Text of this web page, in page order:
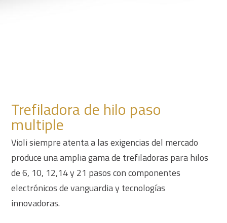
Trefiladora de hilo paso
multiple
Violi siempre atenta a las exigencias del mercado
produce una amplia gama de trefiladoras para hilos
de 6, 10, 12,14 y 21 pasos con componentes
electrónicos de vanguardia y tecnologías
innovadoras.